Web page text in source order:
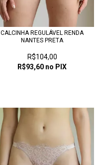
CALCINHA REGULÁVEL RENDA
NANTES PRETA
R$104,00
R$93,60 no PIX